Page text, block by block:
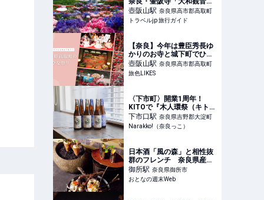
ぢさゐ回廊」 | 奈良県 | トラ
ベルjp 旅行ガイド
壺阪山駅 奈良県高市郡高取町
トラベルjp 旅行ガイド
【奈良】今年は豊臣秀長ゆ
かりのお寺と城下町でひな
祭り！ 壷阪寺（つぼさかで
ら）の「大雛曼荼羅（だい
色LIKES
壺阪山駅 奈良県高市郡高取町
旅色LIKES
〈下市町〉開業1周年！
KITOで『木人環祭（キトワ
サイ）』開催（7/5.6） | 奈
良の地域密着型・総合情報
サイト Narakko!（奈良っ
下市口駅 奈良県吉野郡大淀町
Narakko!（奈良っこ）
日本酒「風の森」と相性抜
群のフレンチ 奈良県産の
食材にこだわったランチコ
ースが至高だった - おとな
の週末Web
御所駅 奈良県御所市
おとなの週末Web